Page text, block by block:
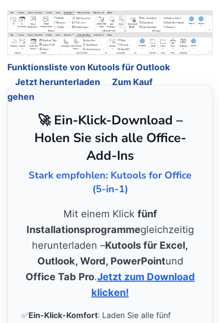
Funktionsliste von Kutools für Outlook
Jetzt herunterladen
Zum Kauf
gehen
🚀 Ein-Klick-Download –
Holen Sie sich alle Office-
Add-Ins
Stark empfohlen: Kutools for Office
(5-in-1)
Mit einem Klick fünf
Installationsprogrammegleichzeitig
herunterladen –Kutools für Excel,
Outlook, Word, PowerPointund
Office Tab Pro.Jetzt zum Download
klicken!
✅Ein-Klick-Komfort: Laden Sie alle fünf